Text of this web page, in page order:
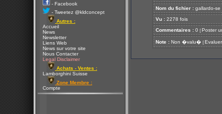
- Facebook
- Tweetez @kldconcept
Autres :
Accueil
News
Newsletter
Liens Web
News sur votre site
Nous Contacter
Legal Disclaimer
Achats - Ventes :
Lamborghini Suisse
Zone Membre :
Compte
Nom du fichier : gallardo-se
Vu : 2278 fois
Commentaires : 0 [ Poster
Note : Non �valu� [ Evaluer